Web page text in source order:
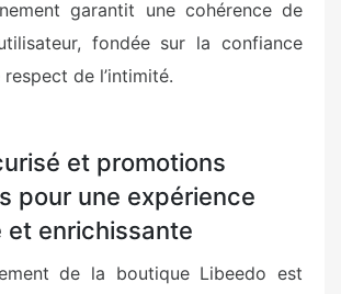
garantit une cohérence de
fondée sur la confiance
de l’intimité.
et promotions
pour une expérience
et enrichissante
de la boutique Libeedo est